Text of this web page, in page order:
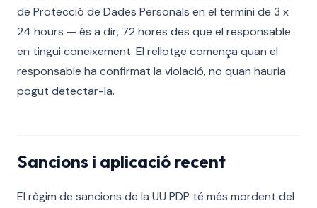
de Protecció de Dades Personals en el termini de 3 x
24 hours — és a dir, 72 hores des que el responsable
en tingui coneixement. El rellotge comença quan el
responsable ha confirmat la violació, no quan hauria
pogut detectar-la.
Sancions i aplicació recent
El règim de sancions de la UU PDP té més mordent del